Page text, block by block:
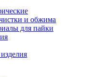
и обжима
для пайки